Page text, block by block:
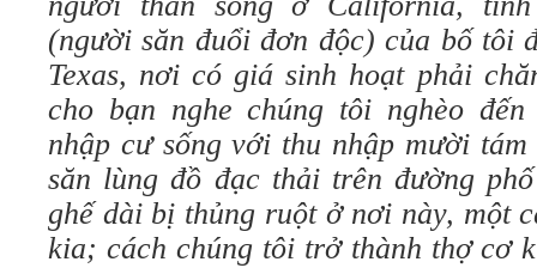
(người săn đuổi đơn độc) của bố tôi
Texas, nơi có giá sinh hoạt phải
cho bạn nghe chúng tôi nghèo
nhập cư sống với thu nhập mười
săn lùng đồ đạc thải trên đường
ghế dài bị thủng ruột ở nơi này, một
kia; cách chúng tôi trở thành thợ cơ